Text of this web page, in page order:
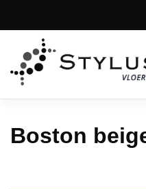
Boston